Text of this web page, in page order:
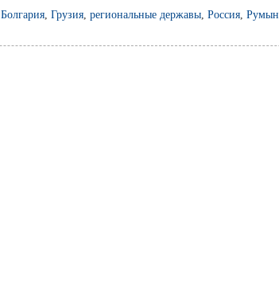
Болгария, Грузия, региональные державы, Россия,